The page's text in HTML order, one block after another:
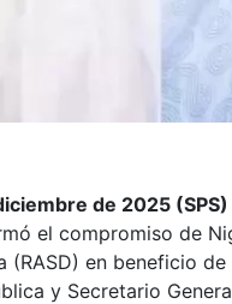
de 2025 (SPS)
el compromiso de
(RASD) en beneficio
y Secretario